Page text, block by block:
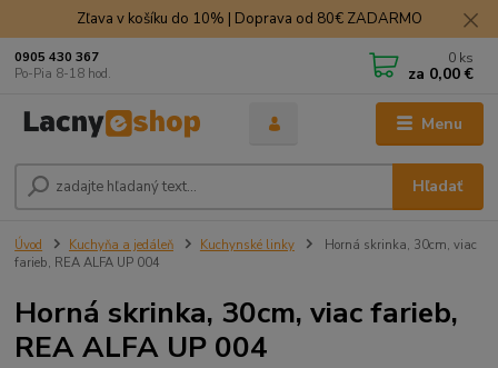
Zľava v košíku do 10% | Doprava od 80€ ZADARMO
Menu
Hľadať
0905 430 367
Po-Pia 8-18 hod.
0 ks
za 0,00 €
Úvod Kuchyňa a jedáleň Kuchynské linky
Horná skrinka, 30cm, viac
farieb, REA ALFA UP 004
Horná skrinka, 30cm, viac farieb,
REA ALFA UP 004